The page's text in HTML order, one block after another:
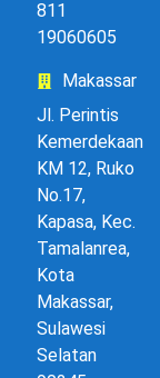
811
19060605
Makassar
Jl. Perintis
Kemerdekaan
KM 12, Ruko
No.17,
Kapasa, Kec.
Tamalanrea,
Kota
Makassar,
Sulawesi
Selatan